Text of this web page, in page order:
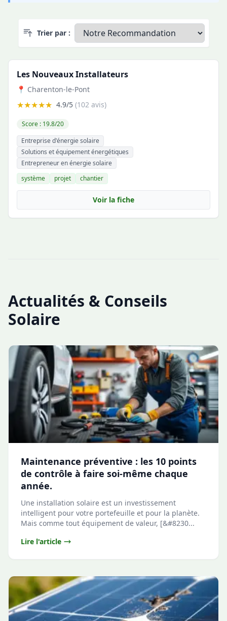
Trier par :
Les Nouveaux Installateurs
📍 Charenton-le-Pont
★★★★★ 4.9/5 (102 avis)
Score : 19.8/20
Entreprise d'énergie solaire
Solutions et équipement énergétiques
Entrepreneur en énergie solaire
système
projet chantier
Voir la fiche
Actualités & Conseils
Solaire
Maintenance préventive : les 10 points
de contrôle à faire soi-même chaque
année.
Une installation solaire est un investissement
intelligent pour votre portefeuille et pour la planète.
Mais comme tout équipement de valeur, [&#8230...
Lire l'article